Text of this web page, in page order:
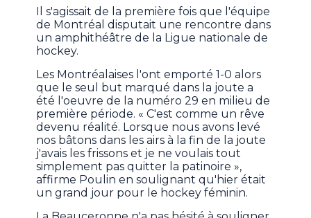
Il s'agissait de la première fois que l'équipe
de Montréal disputait une rencontre dans
un amphithéâtre de la Ligue nationale de
hockey.
Les Montréalaises l'ont emporté 1-0 alors
que le seul but marqué dans la joute a
été l'oeuvre de la numéro 29 en milieu de
première période. « C'est comme un rêve
devenu réalité. Lorsque nous avons levé
nos bâtons dans les airs à la fin de la joute
j'avais les frissons et je ne voulais tout
simplement pas quitter la patinoire »,
affirme Poulin en soulignant qu'hier était
un grand jour pour le hockey féminin.